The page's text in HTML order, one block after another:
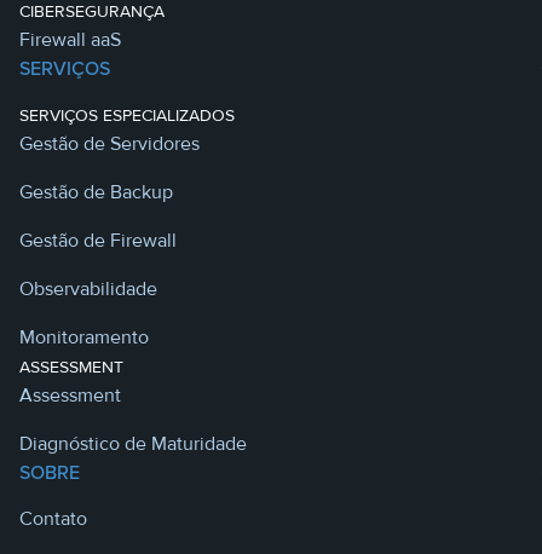
CIBERSEGURANÇA
Firewall aaS
SERVIÇOS
SERVIÇOS ESPECIALIZADOS
Gestão de Servidores
Gestão de Backup
Gestão de Firewall
Observabilidade
Monitoramento
ASSESSMENT
Assessment
Diagnóstico de Maturidade
SOBRE
Contato